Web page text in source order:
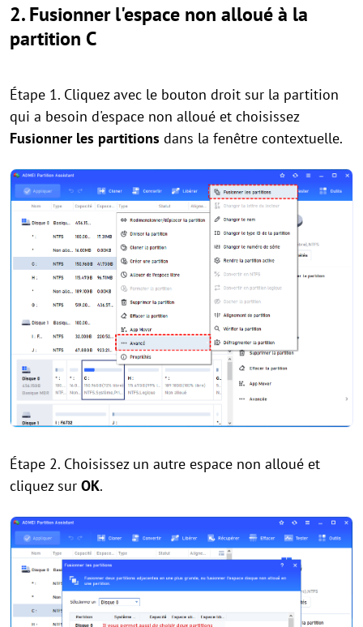
2. Fusionner l'espace non alloué à la
partition C
Étape 1. Cliquez avec le bouton droit sur la partition
qui a besoin d'espace non alloué et choisissez
Fusionner les partitions dans la fenêtre contextuelle.
Étape 2. Choisissez un autre espace non alloué et
cliquez sur OK.